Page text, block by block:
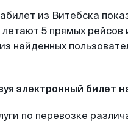
из Витебска
5 прямых рейсов
найденных
электронный билет
по перевозке